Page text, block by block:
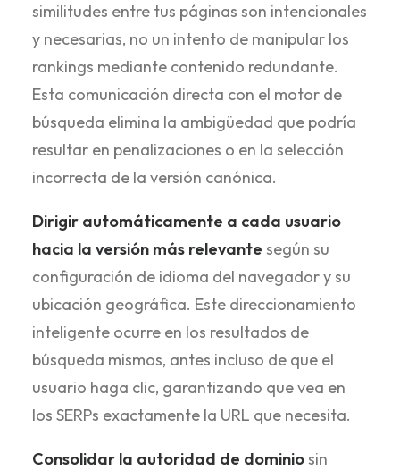
similitudes entre tus páginas son intencionales
y necesarias, no un intento de manipular los
rankings mediante contenido redundante.
Esta comunicación directa con el motor de
búsqueda elimina la ambigüedad que podría
resultar en penalizaciones o en la selección
incorrecta de la versión canónica.
Dirigir automáticamente a cada usuario
hacia la versión más relevante según su
configuración de idioma del navegador y su
ubicación geográfica. Este direccionamiento
inteligente ocurre en los resultados de
búsqueda mismos, antes incluso de que el
usuario haga clic, garantizando que vea en
los SERPs exactamente la URL que necesita.
Consolidar la autoridad de dominiosin